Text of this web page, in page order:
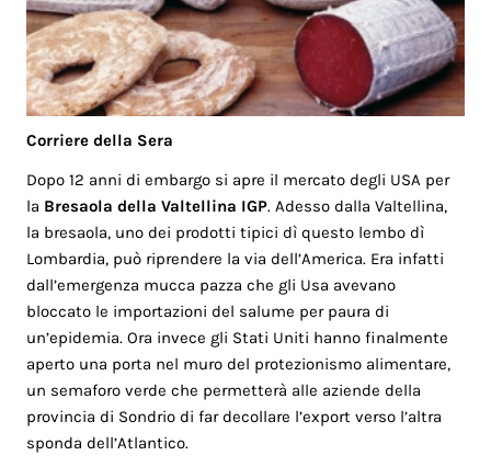
Corriere della Sera
Dopo 12 anni di embargo si apre il mercato degli USA per
la Bresaola della Valtellina IGP. Adesso dalla Valtellina,
la bresaola, uno dei prodotti tipici dì questo lembo dì
Lombardia, può riprendere la via dell’America. Era infatti
dall’emergenza mucca pazza che gli Usa avevano
bloccato le importazioni del salume per paura di
un’epidemia. Ora invece gli Stati Uniti hanno finalmente
aperto una porta nel muro del protezionismo alimentare,
un semaforo verde che permetterà alle aziende della
provincia di Sondrio di far decollare l’export verso l’altra
sponda dell’Atlantico.